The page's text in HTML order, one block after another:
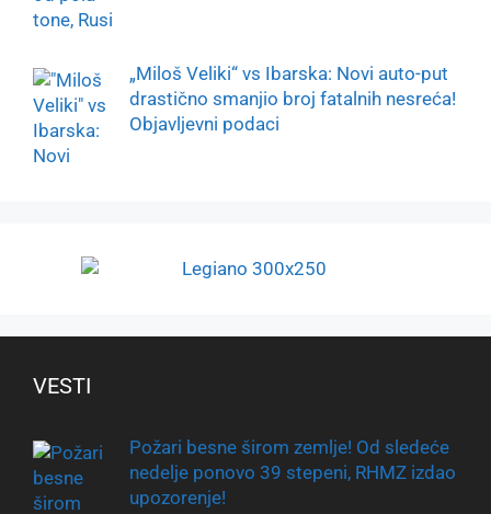
„Miloš Veliki“ vs Ibarska: Novi auto-put
drastično smanjio broj fatalnih nesreća!
Objavljevni podaci
VESTI
Požari besne širom zemlje! Od sledeće
nedelje ponovo 39 stepeni, RHMZ izdao
upozorenje!